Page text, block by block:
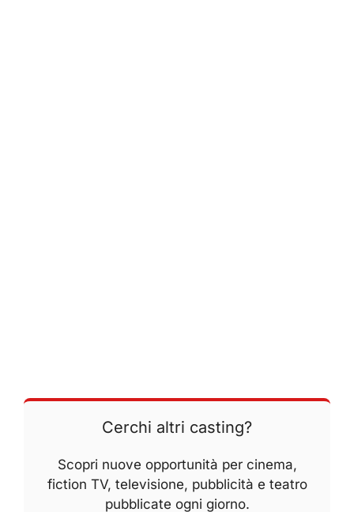
Cerchi altri casting?
Scopri nuove opportunità per cinema,
fiction TV, televisione, pubblicità e teatro
pubblicate ogni giorno.